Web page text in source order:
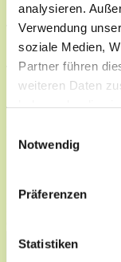
analysieren.
Verwendung
soziale Medien,
Partner führen
weiteren Daten
Notwendig
Präferenzen
Statistiken
Vormittag